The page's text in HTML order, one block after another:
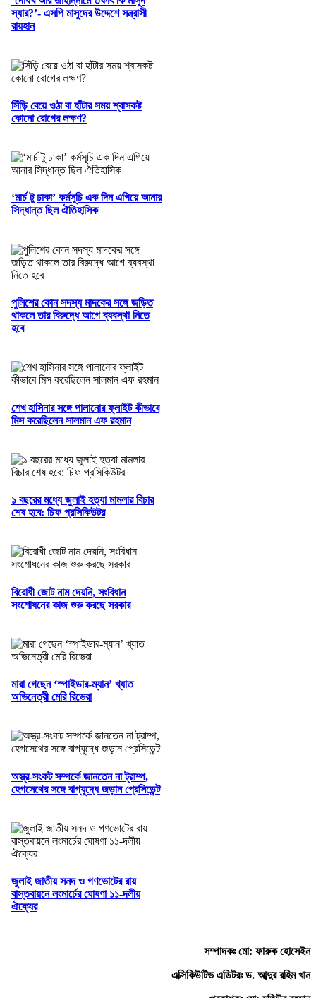
স্যার?’- এসপি মাসুদের উদ্দেশে সন্ত্রাসী
রায়হান
সিঁড়ি বেয়ে ওঠা বা হাঁটার সময় শ্বাসকষ্ট
কোনো রোগের লক্ষণ?
‘মার্চ টু ঢাকা’ কর্মসূচি এক দিন এগিয়ে আনার
সিদ্ধান্ত ছিল ঐতিহাসিক
পুলিশের কোন সদস্য মাদকের সঙ্গে জড়িত
থাকলে তার বিরুদ্ধে আগে ব্যবস্থা নিতে
হবে
শেখ হাসিনার সঙ্গে পালানোর ফ্লাইট কীভাবে
মিস করেছিলেন সালমান এফ রহমান
১ বছরের মধ্যে জুলাই হত্যা মামলার বিচার
শেষ হবে: চিফ প্রসিকিউটর
বিরোধী জোট নাম দেয়নি, সংবিধান
সংশোধনের কাজ শুরু করছে সরকার
মারা গেছেন ‘স্পাইডার-ম্যান’ খ্যাত
অভিনেত্রী মেরি রিভেরা
অস্ত্র-সংকট সম্পর্কে জানতেন না ট্রাম্প,
হেগসেথের সঙ্গে বাগ্‌যুদ্ধে জড়ান প্রেসিডেন্ট
জুলাই জাতীয় সনদ ও গণভোটের রায়
বাস্তবায়নে লংমার্চের ঘোষণা ১১-দলীয়
ঐক্যের
সম্পাদকঃ মো: ফারুক হোসেইন
এক্সিকিউটিভ এডিটরঃ ড. আব্দুর রহিম খান